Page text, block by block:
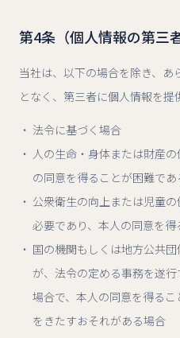
第4条（個人情報の第三
当社は、以下の場合を除き、あ
となく、第三者に個人情報を提
法令に基づく場合
人の生命・身体または財産
の同意を得ることが困難で
公衆衛生の向上または児童
必要であり、本人の同意を
国の機関もしくは地方公共
が、法令の定める事務を遂
場合で、本人の同意を得る
をきたすおそれがある場合